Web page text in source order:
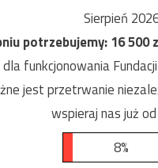
Sierpień
potrzebujemy:16 500
funkcjonowania
jest przetrwanie
wspieraj nas już
8%